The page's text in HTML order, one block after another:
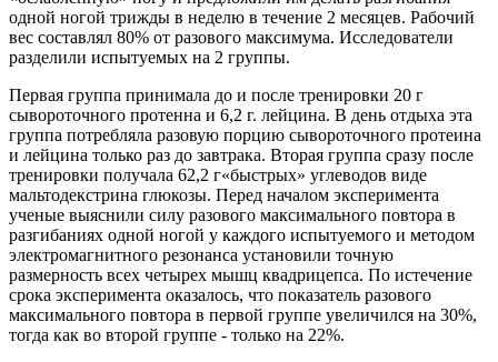
одной ногой трижды в неделю в течение 2 месяцев. Рабочий
вес составлял 80% от разового максимума. Исследователи
разделили испытуемых на 2 группы.
Первая группа принимала до и после тренировки 20 г
сывороточного протенна и 6,2 г. лейцина. В день отдыха эта
группа потребляла разовую порцию сывороточного протеина
и лейцина только раз до завтрака. Вторая группа сразу после
тренировки получала 62,2 г«быстрых» углеводов виде
мальтодекстрина глюкозы. Перед началом эксперимента
ученые выяснили силу разового максимального повтора в
разгибаниях одной ногой у каждого испытуемого и методом
электромагнитного резонанса установили точную
размерность всех четырех мышц квадрицепса. По истечение
срока эксперимента оказалось, что показатель разового
максимального повтора в первой группе увеличился на 30%,
тогда как во второй группе - только на 22%.